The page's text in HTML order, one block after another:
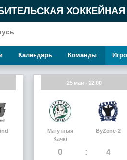
ХОККЕЙНАЯ
Календарь Команды
25 мая - 22.00
Магутныя
Качкi
0
ByZone-2
4